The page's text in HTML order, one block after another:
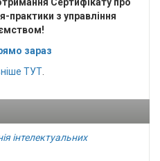
Сертифікату про
практики з управління
зараз
ТУТ.
інтелектуальних